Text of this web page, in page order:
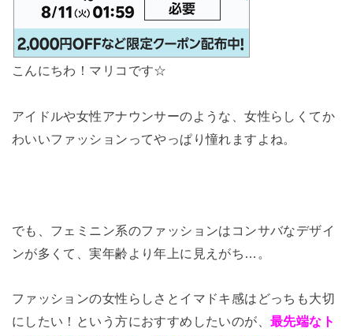
こんにちわ！マリコです☆
アイドルや女性アナウンサーのような、女性らしくてか
わいいファッションってやっぱり憧れますよね。
でも、 フェミニン系のファッションはコンサバなデザイ
ンが多くて、実年齢より年上に見えがち…。
ファッションの女性らしさとイマドキ感はどっちも大切
にしたい！という方におすすめしたいのが、最先端なト